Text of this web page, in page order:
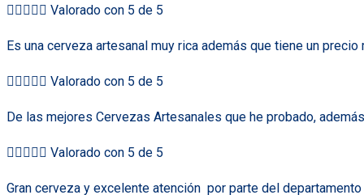
     Valorado con 5 de 5
Es una cerveza artesanal muy rica además que tiene un
     Valorado con 5 de 5
De las mejores Cervezas Artesanales que he probado,
     Valorado con 5 de 5
Gran cerveza y excelente atención por parte del